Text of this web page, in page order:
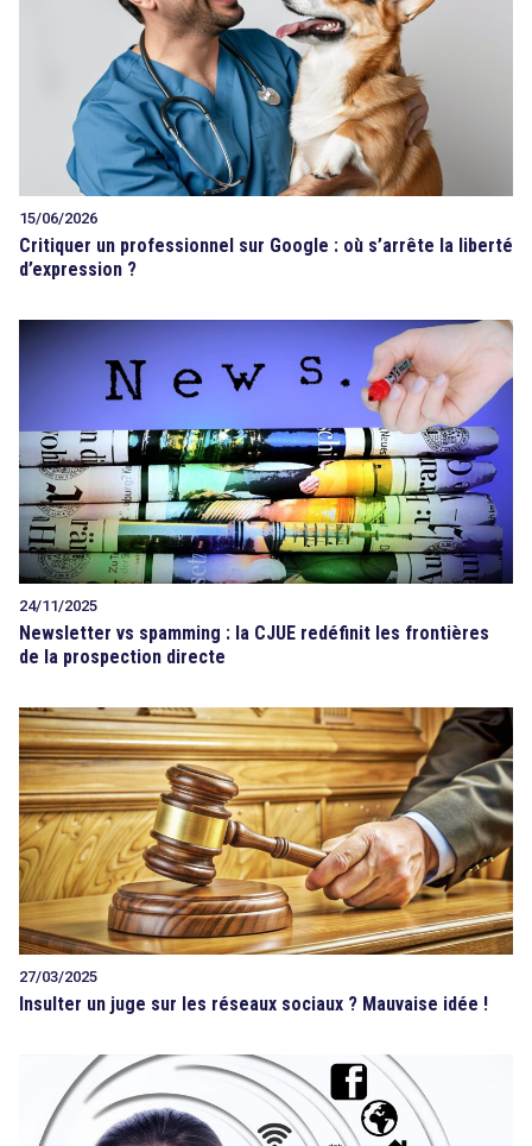
15/06/2026
Critiquer un professionnel sur Google : où s’arrête la liberté
d’expression ?
24/11/2025
Newsletter vs spamming : la CJUE redéfinit les frontières
de la prospection directe
27/03/2025
Insulter un juge sur les réseaux sociaux ? Mauvaise idée !